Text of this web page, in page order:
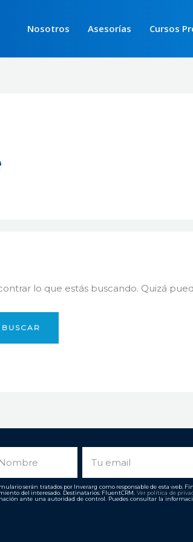
Nosotros Asesorías Cursos
lo que estás buscando. Quizá
serán tratados por Inverarg como responsable de esta web.
del interesado. Destinatarios: FluentCRM. Ver política de
ante una autoridad de control. Puedes consultar la